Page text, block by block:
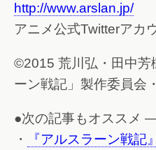
http://www.arslan.jp/
アニメ公式Twitterアカ
©2015 荒川弘・田中芳
ーン戦記」製作委員会
●次の記事もオスス
・
『アルスラーン戦